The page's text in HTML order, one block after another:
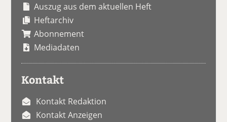
Auszug aus dem aktuellen Heft
Heftarchiv
Abonnement
Mediadaten
Kontakt
Kontakt Redaktion
Kontakt Anzeigen